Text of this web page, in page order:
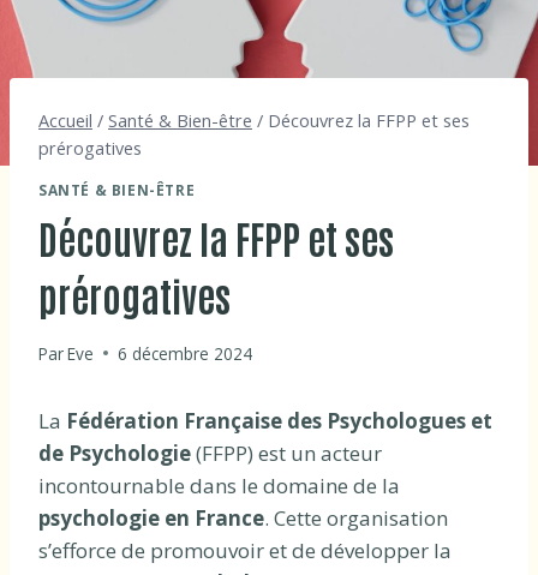
Accueil / Santé & Bien-être / Découvrez la FFPP et ses
prérogatives
SANTÉ & BIEN-ÊTRE
Découvrez la FFPP et ses
prérogatives
ParEve 6 décembre 2024
La Fédération Française des Psychologues et
de Psychologie(FFPP) est un acteur
incontournable dans le domaine de la
psychologie en France. Cette organisation
s’efforce de promouvoir et de développer la